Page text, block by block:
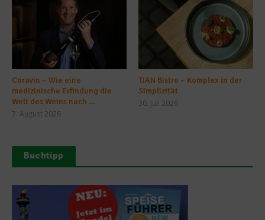
Coravin – Wie eine
medizinische Erfindung die
Welt des Weins nach ...
7. August 2026
TIAN Bistro – Komplex in der
Simplizität
30. Juli 2026
Buchtipp